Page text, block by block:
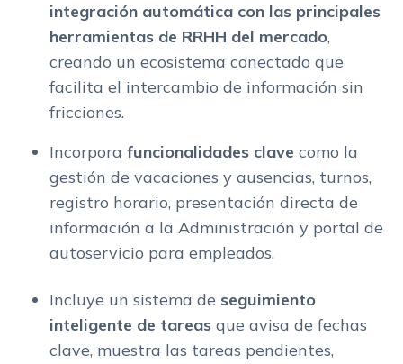
integración automática con las principales
herramientas de RRHH del mercado,
creando un ecosistema conectado que
facilita el intercambio de información sin
fricciones.
Incorpora funcionalidades clave como la
gestión de vacaciones y ausencias, turnos,
registro horario, presentación directa de
información a la Administración y portal de
autoservicio para empleados.
Incluye un sistema de seguimiento
inteligente de tareas que avisa de fechas
clave, muestra las tareas pendientes,